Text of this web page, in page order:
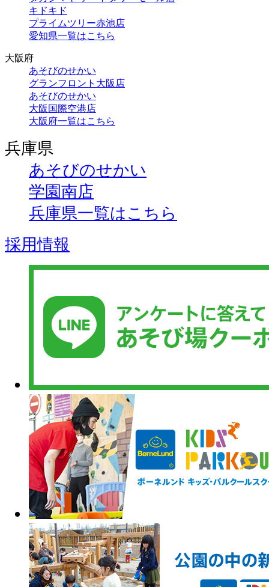
キドキド
プライムツリー赤池店
愛知県一覧はこちら
大阪府
あそびのせかい
グランフロント大阪店
あそびのせかい
大阪国際空港店
大阪府一覧はこちら
兵庫県
あそびのせかい
学園南店
兵庫県一覧はこちら
採用情報